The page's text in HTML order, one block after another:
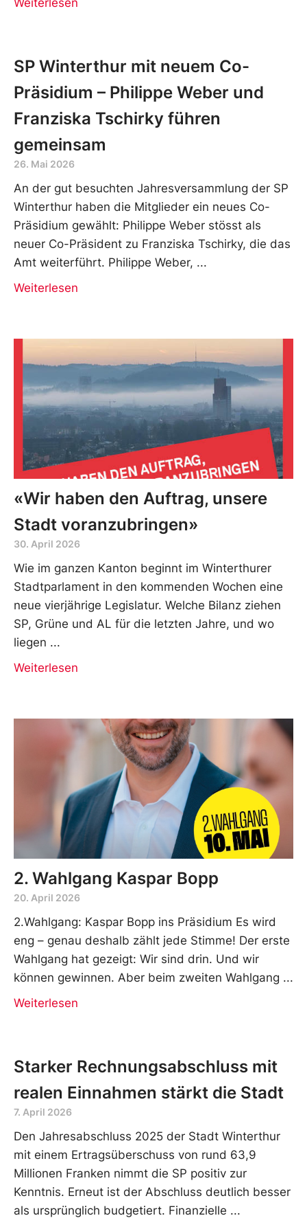
SP Winterthur mit neuem Co-
Präsidium – Philippe Weber und
Franziska Tschirky führen
gemeinsam
26. Mai 2026
An der gut besuchten Jahresversammlung der SP
Winterthur haben die Mitglieder ein neues Co-
Präsidium gewählt: Philippe Weber stösst als
neuer Co-Präsident zu Franziska Tschirky, die das
Amt weiterführt. Philippe Weber,
Weiterlesen
«Wir haben den Auftrag, unsere
Stadt voranzubringen»
30. April 2026
Wie im ganzen Kanton beginnt im Winterthurer
Stadtparlament in den kommenden Wochen eine
neue vierjährige Legislatur. Welche Bilanz ziehen
SP, Grüne und AL für die letzten Jahre, und wo
liegen
Weiterlesen
2. Wahlgang Kaspar Bopp
20. April 2026
2.Wahlgang: Kaspar Bopp ins Präsidium Es wird
eng – genau deshalb zählt jede Stimme! Der erste
Wahlgang hat gezeigt: Wir sind drin. Und wir
können gewinnen. Aber beim zweiten Wahlgang
Weiterlesen
Starker Rechnungsabschluss mit
realen Einnahmen stärkt die Stadt
7. April 2026
Den Jahresabschluss 2025 der Stadt Winterthur
mit einem Ertragsüberschuss von rund 63,9
Millionen Franken nimmt die SP positiv zur
Kenntnis. Erneut ist der Abschluss deutlich besser
als ursprünglich budgetiert. Finanzielle